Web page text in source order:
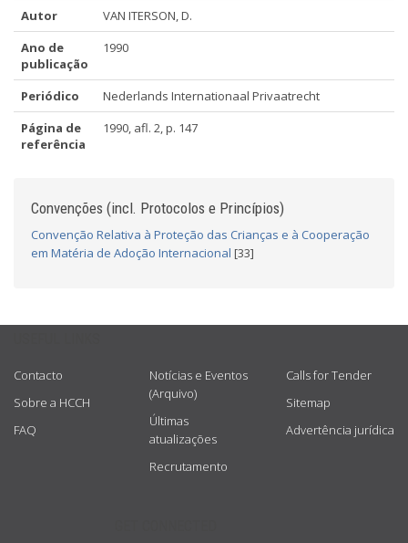
Autor
VAN ITERSON, D.
Ano de
publicação
1990
Periódico
Nederlands Internationaal Privaatrecht
Página de
referência
1990, afl. 2, p. 147
Convenções (incl. Protocolos e Princípios)
Convenção Relativa à Proteção das Crianças e à Cooperação
em Matéria de Adoção Internacional [33]
Contacto
Sobre a HCCH
FAQ
Notícias e Eventos
(Arquivo)
Últimas
atualizações
Recrutamento
Calls for Tender
Sitemap
Advertência jurídica